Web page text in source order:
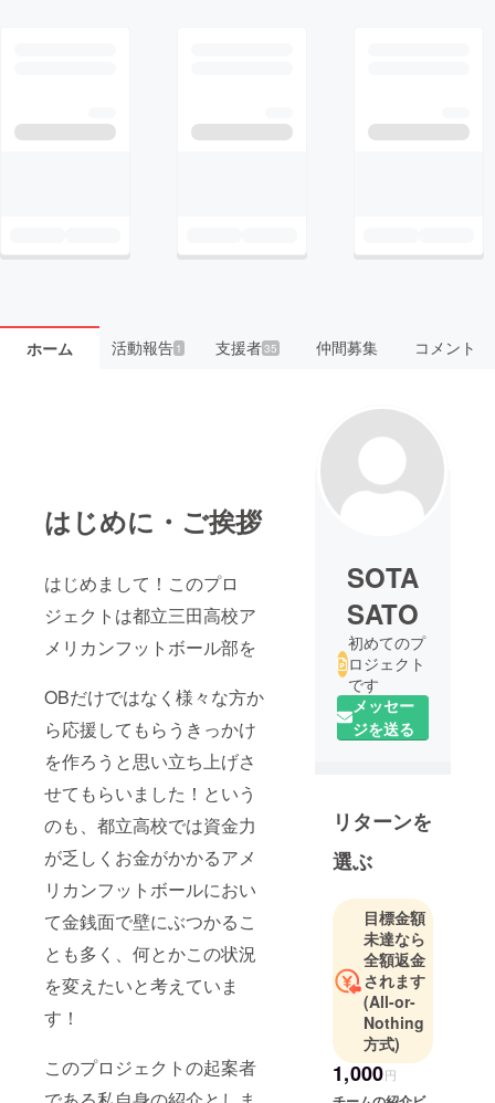
ホーム 活動報告1 支援者35 仲間募集 コメント
はじめに・ご挨拶
はじめまして！このプロ
ジェクトは都立三田高校ア
メリカンフットボール部を
OBだけではなく様々な方か
ら応援してもらうきっかけ
を作ろうと思い立ち上げさ
せてもらいました！という
のも、都立高校では資金力
が乏しくお金がかかるアメ
リカンフットボールにおい
て金銭面で壁にぶつかるこ
とも多く、何とかこの状況
を変えたいと考えていま
す！
このプロジェクトの起案者
SOTA
SATO
初めてのプ
ロジェクト
です
メッセー
ジを送る
リターンを
選ぶ
目標金額
未達なら
全額返金
されます
(All-or-
Nothing
方式)
1,000円